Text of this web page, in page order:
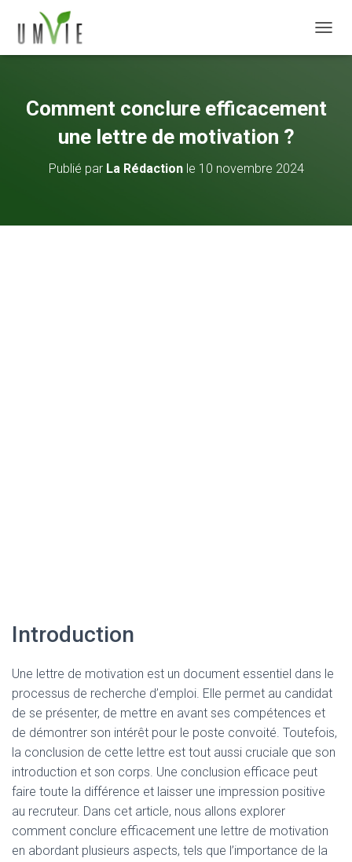
Comment conclure efficacement
une lettre de motivation ?
Publié par La Rédactionle 10 novembre 2024
Introduction
Une lettre de motivation est un document essentiel dans le
processus de recherche d’emploi. Elle permet au candidat
de se présenter, de mettre en avant ses compétences et
de démontrer son intérêt pour le poste convoité. Toutefois,
la conclusion de cette lettre est tout aussi cruciale que son
introduction et son corps. Une conclusion efficace peut
faire toute la différence et laisser une impression positive
au recruteur. Dans cet article, nous allons explorer
comment conclure efficacement une lettre de motivation
en abordant plusieurs aspects, tels que l’importance de la